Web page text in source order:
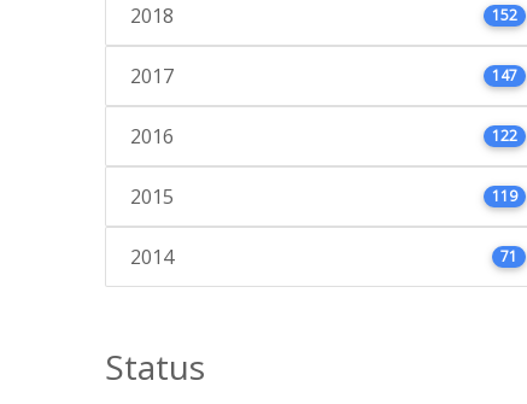
2018 152
2017 147
2016 122
2015 119
2014 71
Status